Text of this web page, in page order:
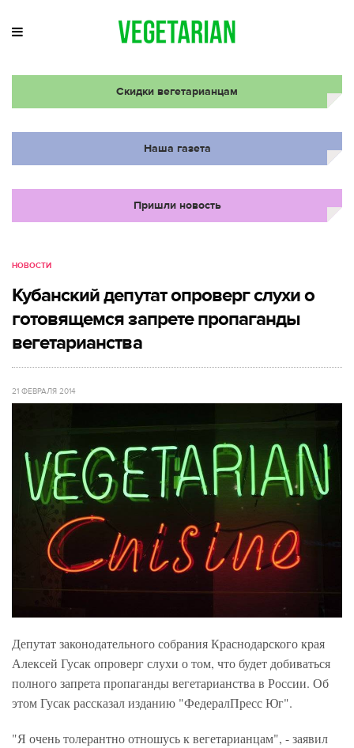
Скидки вегетарианцам
Наша газета
Пришли новость
НОВОСТИ
Кубанский депутат опроверг слухи о
готовящемся запрете пропаганды
вегетарианства
21 ФЕВРАЛЯ 2014
Депутат законодательного собрания Краснодарского края
Алексей Гусак опроверг слухи о том, что будет добиваться
полного запрета пропаганды вегетарианства в России. Об
этом Гусак рассказал изданию "ФедералПресс Юг".
"Я очень толерантно отношусь к вегетарианцам", - заявил